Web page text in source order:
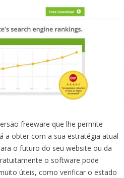
freeware que lhe permite
a obter com a sua estratégia atual
o futuro do seu website ou da
o software pode
úteis, como verificar o estado